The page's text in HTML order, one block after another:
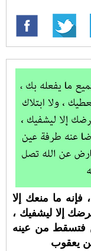
ما منعك إلا
إلا ليشفيك ،
فتسقط من عينه
يعقوب